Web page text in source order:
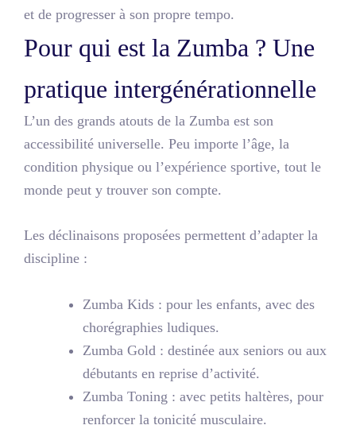
et de progresser à son propre tempo.
Pour qui est la Zumba ? Une
pratique intergénérationnelle
L’un des grands atouts de la Zumba est son
accessibilité universelle. Peu importe l’âge, la
condition physique ou l’expérience sportive, tout le
monde peut y trouver son compte.
Les déclinaisons proposées permettent d’adapter la
discipline :
Zumba Kids : pour les enfants, avec des
chorégraphies ludiques.
Zumba Gold : destinée aux seniors ou aux
débutants en reprise d’activité.
Zumba Toning : avec petits haltères, pour
renforcer la tonicité musculaire.